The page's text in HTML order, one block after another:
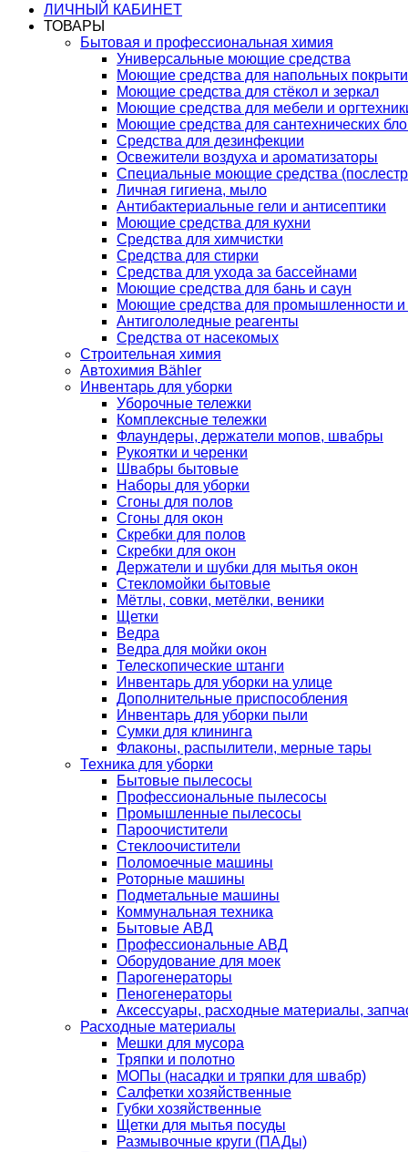
ЛИЧНЫЙ КАБИНЕТ
ТОВАРЫ
Бытовая и профессиональная химия
Универсальные моющие средства
Моющие средства для напольных
Моющие средства для стёкол и зеркал
Моющие средства для мебели и
Моющие средства для сантехнических
Средства для дезинфекции
Освежители воздуха и ароматизаторы
Специальные моющие средства
Личная гигиена, мыло
Антибактериальные гели и антисептики
Моющие средства для кухни
Средства для химчистки
Средства для стирки
Средства для ухода за бассейнами
Моющие средства для бань и саун
Моющие средства для промышленности и
Антигололедные реагенты
Средства от насекомых
Строительная химия
Автохимия Bähler
Инвентарь для уборки
Уборочные тележки
Комплексные тележки
Флаундеры, держатели мопов, швабры
Рукоятки и черенки
Швабры бытовые
Наборы для уборки
Сгоны для полов
Сгоны для окон
Скребки для полов
Скребки для окон
Держатели и шубки для мытья окон
Стекломойки бытовые
Мётлы, совки, метёлки, веники
Щетки
Ведра
Ведра для мойки окон
Телескопические штанги
Инвентарь для уборки на улице
Дополнительные приспособления
Инвентарь для уборки пыли
Сумки для клининга
Флаконы, распылители, мерные тары
Техника для уборки
Бытовые пылесосы
Профессиональные пылесосы
Промышленные пылесосы
Пароочистители
Стеклоочистители
Поломоечные машины
Роторные машины
Подметальные машины
Коммунальная техника
Бытовые АВД
Профессиональные АВД
Оборудование для моек
Парогенераторы
Пеногенераторы
Аксессуары, расходные материалы,
Расходные материалы
Мешки для мусора
Тряпки и полотно
МОПы (насадки и тряпки для швабр)
Салфетки хозяйственные
Губки хозяйственные
Щетки для мытья посуды
Размывочные круги (ПАДы)